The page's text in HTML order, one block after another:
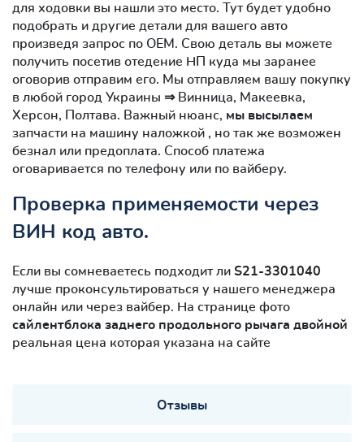
для ходовки вы нашли это место. Тут будет удобно
подобрать и другие детали для вашего авто
произведя запрос по OEM. Свою деталь вы можете
получить посетив отедение НП куда мы заранее
оговорив отправим его. Мы отправляем вашу покупку
в любой город Украины ⇒ Винница, Макеевка,
Херсон, Полтава. Важный нюанс, мы высылаем
запчасти на машину наложкой , но так же возможен
безнал или предоплата. Способ платежа
оговаривается по телефону или по вайберу.
Проверка применяемости через
ВИН код авто.
Если вы сомневаетесь подходит ли S21-3301040
лучше проконсультироваться у нашего менеджера
онлайн или через вайбер. На странице фото
сайлентблокa заднего продольного рычага двойной
реальная цена которая указана на сайте
Отзывы